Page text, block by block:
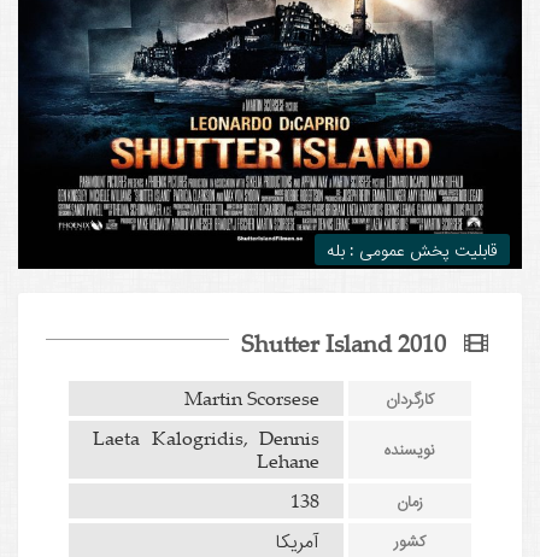
قابلیت پخش عمومی : بله
Shutter Island 2010
کارگردان Martin Scorsese
نویسنده
Laeta Kalogridis, Dennis
Lehane
زمان 138
کشور آمریکا